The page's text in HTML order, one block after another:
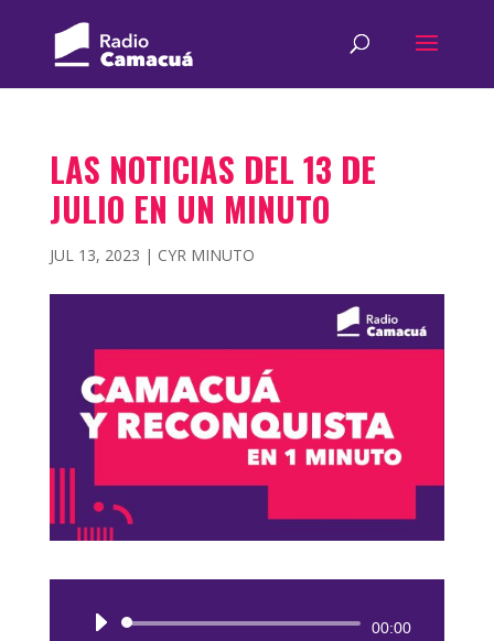
LAS NOTICIAS DEL 13 DE
JULIO EN UN MINUTO
JUL 13, 2023 | CYR MINUTO
Reproductor
00:00